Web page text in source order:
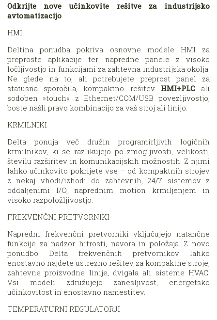
Odkrijte nove učinkovite rešitve za industrijsko
avtomatizacijo
HMI
Deltina ponudba pokriva osnovne modele HMI za
preproste aplikacije ter napredne panele z visoko
ločljivostjo in funkcijami za zahtevna industrijska okolja.
Ne glede na to, ali potrebujete preprost panel za
statusna sporočila, kompaktno rešitev HMI+PLC ali
sodoben »touch« z Ethernet/COM/USB povezljivostjo,
boste našli pravo kombinacijo za vaš stroj ali linijo.
KRMILNIKI
Delta ponuja več družin programirljivih logičnih
krmilnikov, ki se razlikujejo po zmogljivosti, velikosti,
številu razširitev in komunikacijskih možnostih. Z njimi
lahko učinkovito pokrijete vse – od kompaktnih strojev
z nekaj vhodi/izhodi do zahtevnih, 24/7 sistemov z
oddaljenimi I/O, naprednim motion krmiljenjem in
visoko razpoložljivostjo.
FREKVENČNI PRETVORNIKI
Napredni frekvenčni pretvorniki vključujejo natančne
funkcije za nadzor hitrosti, navora in položaja. Z novo
ponudbo Delta frekvenčnih pretvornikov lahko
enostavno najdete ustrezno rešitev za kompaktne stroje,
zahtevne proizvodne linije, dvigala ali sisteme HVAC.
Vsi modeli združujejo zanesljivost, energetsko
učinkovitost in enostavno namestitev.
TEMPERATURNI REGULATORJI